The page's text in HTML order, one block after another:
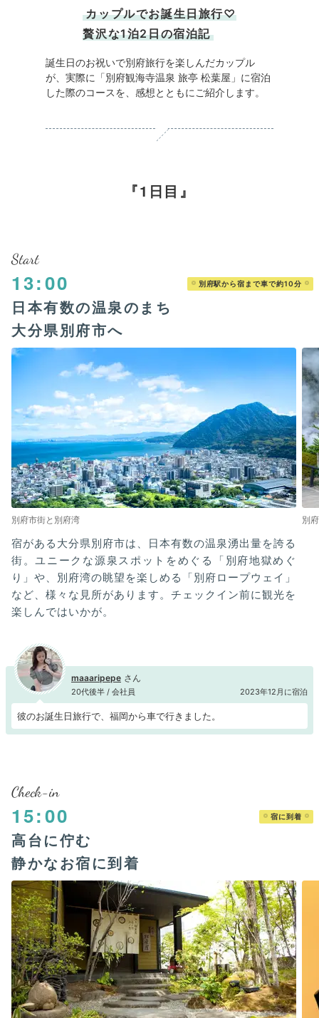
カップルでお誕生日旅行♡
贅沢な1泊2日の宿泊記
誕生日のお祝いで別府旅行を楽しんだカップル
が、実際に「別府観海寺温泉 旅亭 松葉屋」に宿泊
した際のコースを、感想とともにご紹介します。
1日目
Start
13:00 別府駅から宿まで車で約10分
日本有数の温泉のまち
大分県別府市へ
別府市街と別府湾 別
宿がある大分県別府市は、日本有数の温泉湧出量を誇る
街。ユニークな源泉スポットをめぐる「別府地獄めぐ
り」や、別府湾の眺望を楽しめる「別府ロープウェイ」
など、様々な見所があります。チェックイン前に観光を
楽しんではいかが。
maaaripepe
20代後半 / 会社員 2023年12月に宿泊
彼のお誕生日旅行で、福岡から車で行きました。
Check-in
15:00 宿に到着
高台に佇む
静かなお宿に到着